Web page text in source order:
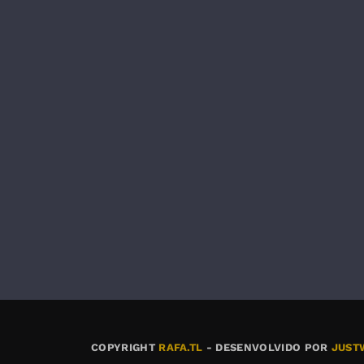
COPYRIGHT RAFA.TL - DESENVOLVIDO POR